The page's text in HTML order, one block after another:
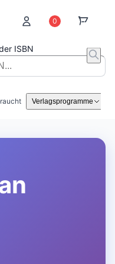
ISBN
0 0
Verlagsprogramme